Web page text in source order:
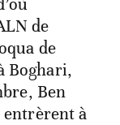
de
de
Boghari,
Ben
entrèrent à